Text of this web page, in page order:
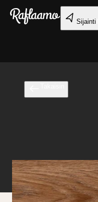
Siirry pääsisältöön
Sijainti